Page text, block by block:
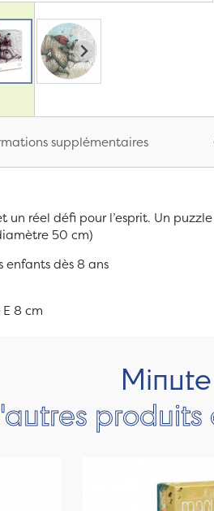
supplémentaires
réel défi pour l’esprit. Un puzzle
50 cm)
dès 8 ans
8 cm